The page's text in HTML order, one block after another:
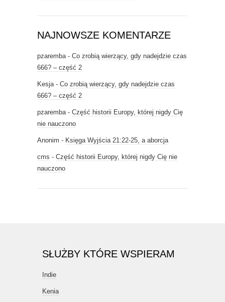
NAJNOWSZE KOMENTARZE
pzaremba- Co zrobią wierzący, gdy nadejdzie czas
666? – część 2
Kesja- Co zrobią wierzący, gdy nadejdzie czas
666? – część 2
pzaremba- Część historii Europy, której nigdy Cię
nie nauczono
Anonim - Księga Wyjścia 21:22-25, a aborcja
cms - Część historii Europy, której nigdy Cię nie
nauczono
SŁUŻBY KTÓRE WSPIERAM
Indie
Kenia